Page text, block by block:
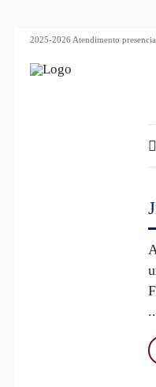
2025-2026 Atendimento